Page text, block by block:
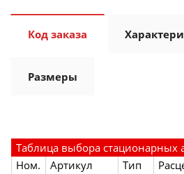
Код заказа
Размеры
Таблица выбора стационарных
Ном.
Артикул Тип